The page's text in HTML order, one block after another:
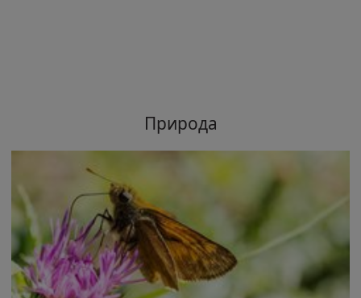
Природа